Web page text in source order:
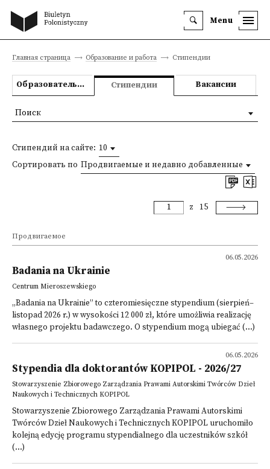
Menu
Главная страница Образование и работа Стипендии
Образовательные предложения Стипендии Вакансии
Стипендий на сайте: 10
Сортировать по Продвигаемые и недавно добавленные
z 15
Продвигаемое
06.05.2026
Badania na Ukrainie
Centrum Mieroszewskiego
„Badania na Ukrainie” to czteromiesięczne stypendium (sierpień–
listopad 2026 r.) w wysokości 12 000 zł, które umożliwia realizację
własnego projektu badawczego. O stypendium mogą ubiegać (...)
06.05.2026
Stypendia dla doktorantów KOPIPOL - 2026/27
Stowarzyszenie Zbiorowego Zarządzania Prawami Autorskimi Twórców Dzieł
Naukowych i Technicznych KOPIPOL
Stowarzyszenie Zbiorowego Zarządzania Prawami Autorskimi
Twórców Dzieł Naukowych i Technicznych KOPIPOL uruchomiło
kolejną edycję programu stypendialnego dla uczestników szkół
(...)
Поиск